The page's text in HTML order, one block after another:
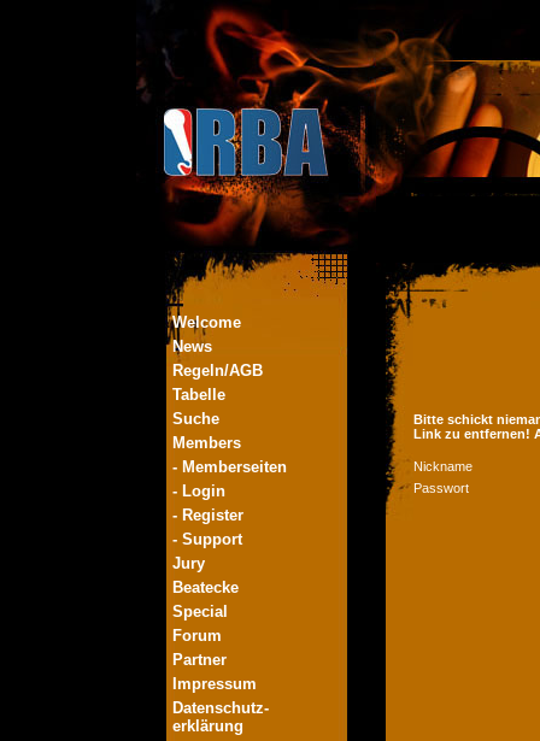
Welcome
News
Regeln/AGB
Tabelle
Suche
Members
- Memberseiten
- Login
- Register
- Support
Jury
Beatecke
Special
Forum
Partner
Impressum
Datenschutz-
erklärung
Bitte schickt
Link zu entfernen!
Nickname
Passwort